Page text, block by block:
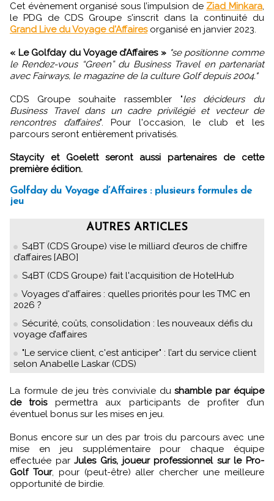
Cet évènement organisé sous l’impulsion de Ziad Minkara,
le PDG de CDS Groupe s'inscrit dans la continuité du
Grand Live du Voyage d'Affairesorganisé en janvier 2023.
« Le Golfday du Voyage d’Affaires » "se positionne comme
le Rendez-vous “Green” du Business Travel en partenariat
avec Fairways, le magazine de la culture Golf depuis 2004."
CDS Groupe souhaite rassembler "les décideurs du
Business Travel dans un cadre privilégié et vecteur de
rencontres d’affaires". Pour l'occasion, le club et les
parcours seront entièrement privatisés.
Staycity et Goelett seront aussi partenaires de cette
première édition.
Golfday du Voyage d’Affaires : plusieurs formules de
jeu
AUTRES ARTICLES
S4BT (CDS Groupe) vise le milliard d’euros de chiffre
d’affaires [ABO]
S4BT (CDS Groupe) fait l'acquisition de HotelHub
Voyages d'affaires : quelles priorités pour les TMC en
2026 ?
Sécurité, coûts, consolidation : les nouveaux défis du
voyage d’affaires
"Le service client, c'est anticiper" : l’art du service client
selon Anabelle Laskar (CDS)
La formule de jeu très conviviale dushamble par équipe
de troispermettra aux participants de profiter d’un
éventuel bonus sur les mises en jeu.
Bonus encore sur un des par trois du parcours avec une
mise en jeu supplémentaire pour chaque équipe
effectuée parJules Gris, joueur professionnel sur le Pro-
Golf Tour, pour (peut-être) aller chercher une meilleure
opportunité de birdie.